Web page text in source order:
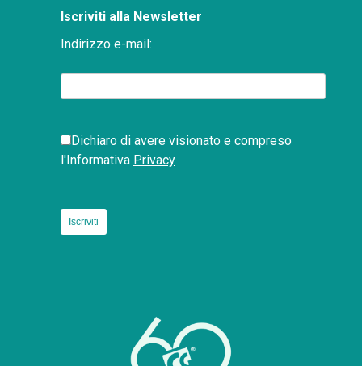
Iscriviti alla Newsletter
Indirizzo e-mail:
Dichiaro di avere visionato e compreso
l'Informativa Privacy